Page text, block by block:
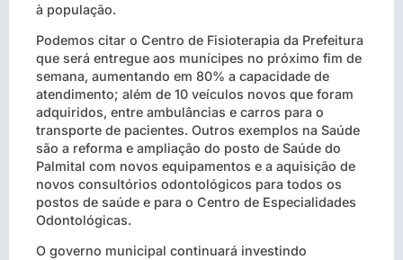
à população.
Podemos citar o Centro de Fisioterapia da Prefeitura
que será entregue aos munícipes no próximo fim de
semana, aumentando em 80% a capacidade de
atendimento; além de 10 veículos novos que foram
adquiridos, entre ambulâncias e carros para o
transporte de pacientes. Outros exemplos na Saúde
são a reforma e ampliação do posto de Saúde do
Palmital com novos equipamentos e a aquisição de
novos consultórios odontológicos para todos os
postos de saúde e para o Centro de Especialidades
Odontológicas.
O governo municipal continuará investindo